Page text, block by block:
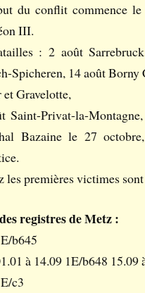
du conflit commence
III.
: 2 août
Spicheren, 14 août
et Gravelotte,
Saint-Privat-la-
Bazaine le 27
les premières victimes
registres de Metz :
b645
à 14.09 1E/b648 15.09
c3